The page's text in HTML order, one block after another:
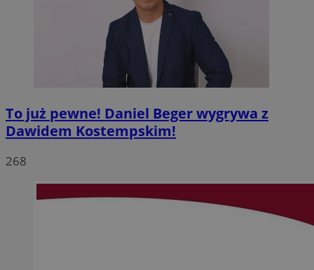
To już pewne! Daniel Beger wygrywa z
Dawidem Kostempskim!
268